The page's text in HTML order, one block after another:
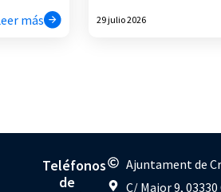
más 29 julio 2026
Teléfonos
de
Ajuntament de
C/ Major 9,